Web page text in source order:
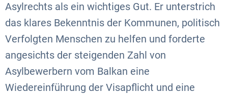
Asylrechts als ein wichtiges Gut. Er unterstrich
das klares Bekenntnis der Kommunen, politisch
Verfolgten Menschen zu helfen und forderte
angesichts der steigenden Zahl von
Asylbewerbern vom Balkan eine
Wiedereinführung der Visapflicht und eine